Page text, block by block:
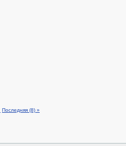
Последняя (8) »